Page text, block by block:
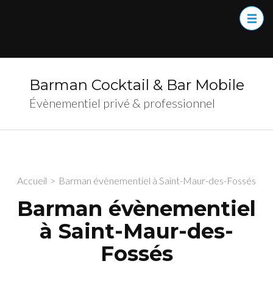
Barman Cocktail & Bar Mobile
Évènementiel privé & professionnel
Accueil > Barman évènementiel à Saint-Maur-des-Fossés
Barman évènementiel
à Saint-Maur-des-
Fossés